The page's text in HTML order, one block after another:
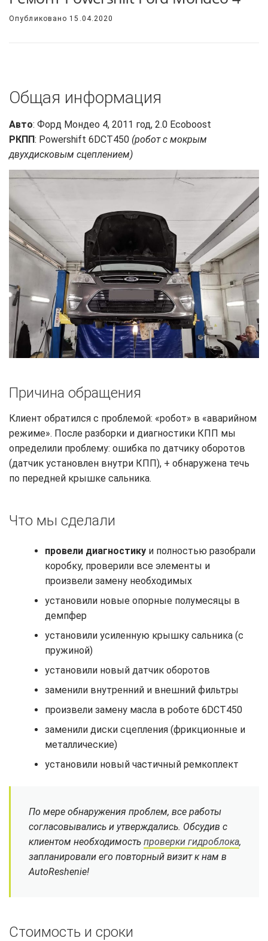
Опубликовано 15.04.2020
Общая информация
Авто: Форд Мондео 4, 2011 год, 2.0 Ecoboost
РКПП: Powershift 6DCT450 (робот с мокрым
двухдисковым сцеплением)
Причина обращения
Клиент обратился с проблемой: «робот» в «аварийном
режиме». После разборки и диагностики КПП мы
определили проблему: ошибка по датчику оборотов
(датчик установлен внутри КПП), + обнаружена течь
по передней крышке сальника.
Что мы сделали
провели диагностику и полностью разобрали
коробку, проверили все элементы и
произвели замену необходимых
установили новые опорные полумесяцы в
демпфер
установили усиленную крышку сальника (с
пружиной)
установили новый датчик оборотов
заменили внутренний и внешний фильтры
произвели замену масла в роботе 6DCT450
заменили диски сцепления (фрикционные и
металлические)
установили новый частичный ремкоплект
По мере обнаружения проблем, все работы
согласовывались и утверждались. Обсудив с
клиентом необходимость проверки гидроблока,
запланировали его повторный визит к нам в
AutoReshenie!
Стоимость и сроки